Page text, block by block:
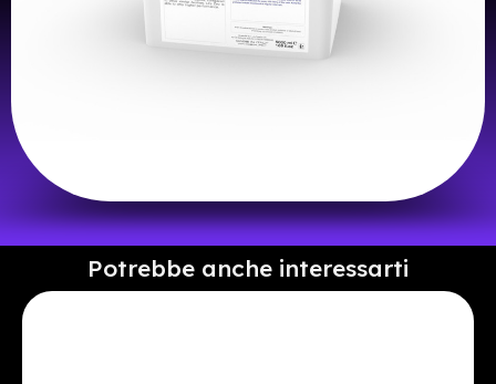
Potrebbe anche interessarti